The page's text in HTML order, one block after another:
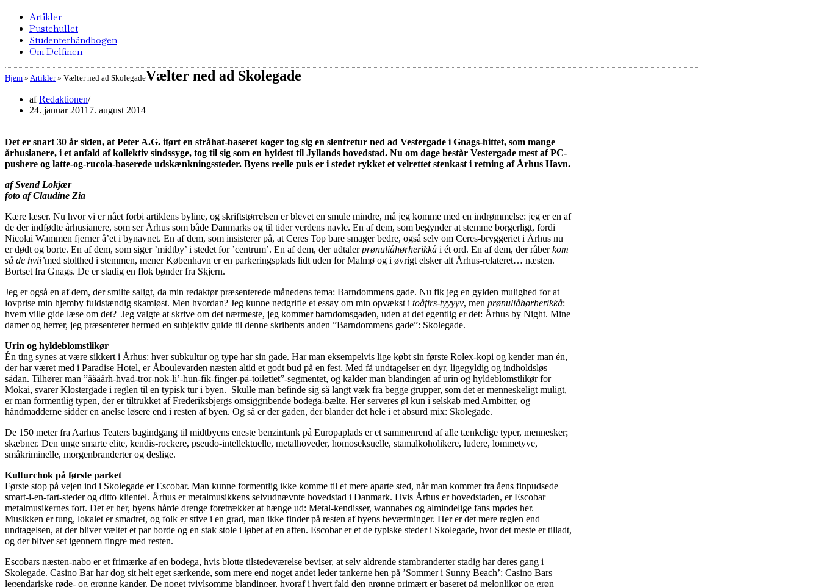
Artikler
Pustehullet
Studenterhåndbogen
Om Delfinen
Hjem » Artikler» Vælter ned ad SkolegadeVælter ned ad Skolegade
afRedaktionen
24. januar 2011 7. august 2014
Det er snart 30 år siden, at Peter A.G. iført en stråhat-baseret koger tog sig en slentretur ned ad Vestergade i Gnags-hittet, som mange
århusianere, i et anfald af kollektiv sindssyge, tog til sig som en hyldest til Jyllands hovedstad. Nu om dage består Vestergade mest af PC-
pushere og latte-og-rucola-baserede udskænkningssteder. Byens reelle puls er i stedet rykket et velrettet stenkast i retning af Århus Havn.
af Svend Lokjær
foto af Claudine Zia
Kære læser. Nu hvor vi er nået forbi artiklens byline, og skriftstørrelsen er blevet en smule mindre, må jeg komme med en indrømmelse: jeg er en af
de der indfødte århusianere, som ser Århus som både Danmarks og til tider verdens navle. En af dem, som begynder at stemme borgerligt, fordi
Nicolai Wammen fjerner å’et i bynavnet. En af dem, som insisterer på, at Ceres Top bare smager bedre, også selv om Ceres-bryggeriet i Århus nu
er dødt og borte. En af dem, som siger ’midtby’ i stedet for ’centrum’. En af dem, der udtalerprønuliåhørherikkå i ét ord. En af dem, der råberkom
så de hvii’med stolthed i stemmen, mener København er en parkeringsplads lidt uden for Malmø og i øvrigt elsker alt Århus-relateret… næsten.
Bortset fra Gnags. De er stadig en flok bønder fra Skjern.
Jeg er også en af dem, der smilte saligt, da min redaktør præsenterede månedens tema: Barndommens gade. Nu fik jeg en gylden mulighed for at
lovprise min hjemby fuldstændig skamløst. Men hvordan? Jeg kunne nedgrifle et essay om min opvækst i toåfirs-tyyyyv, men prønuliåhørherikkå:
hvem ville gide læse om det? Jeg valgte at skrive om det nærmeste, jeg kommer barndomsgaden, uden at det egentlig er det: Århus by Night. Mine
damer og herrer, jeg præsenterer hermed en subjektiv guide til denne skribents anden ”Barndommens gade”: Skolegade.
Urin og hyldeblomstlikør
Én ting synes at være sikkert i Århus: hver subkultur og type har sin gade. Har man eksempelvis lige købt sin første Rolex-kopi og kender man én,
der har været med i Paradise Hotel, er Åboulevarden næsten altid et godt bud på en fest. Med få undtagelser en dyr, ligegyldig og indholdsløs
sådan. Tilhører man ”åååårh-hvad-tror-nok-li’-hun-fik-finger-på-toilettet”-segmentet, og kalder man blandingen af urin og hyldeblomstlikør for
Mokai, svarer Klostergade i reglen til en typisk tur i byen. Skulle man befinde sig så langt væk fra begge grupper, som det er menneskeligt muligt,
er man formentlig typen, der er tiltrukket af Frederiksbjergs omsiggribende bodega-bælte. Her serveres øl kun i selskab med Arnbitter, og
håndmadderne sidder en anelse løsere end i resten af byen. Og så er der gaden, der blander det hele i et absurd mix: Skolegade.
De 150 meter fra Aarhus Teaters bagindgang til midtbyens eneste benzintank på Europaplads er et sammenrend af alle tænkelige typer, mennesker;
skæbner. Den unge smarte elite, kendis-rockere, pseudo-intellektuelle, metalhoveder, homoseksuelle, stamalkoholikere, ludere, lommetyve,
småkriminelle, morgenbranderter og deslige.
Kulturchok på første parket
Første stop på vejen ind i Skolegade er Escobar. Man kunne formentlig ikke komme til et mere aparte sted, når man kommer fra åens finpudsede
smart-i-en-fart-steder og ditto klientel. Århus er metalmusikkens selvudnævnte hovedstad i Danmark. Hvis Århus er hovedstaden, er Escobar
metalmusikernes fort. Det er her, byens hårde drenge foretrækker at hænge ud: Metal-kendisser, wannabes og almindelige fans mødes her.
Musikken er tung, lokalet er smadret, og folk er stive i en grad, man ikke finder på resten af byens beværtninger. Her er det mere reglen end
undtagelsen, at der bliver væltet et par borde og en stak stole i løbet af en aften. Escobar er et de typiske steder i Skolegade, hvor det meste er tilladt,
og der bliver set igennem fingre med resten.
Escobars næsten-nabo er et frimærke af en bodega, hvis blotte tilstedeværelse beviser, at selv aldrende stambranderter stadig har deres gang i
Skolegade. Casino Bar har dog sit helt eget særkende, som mere end noget andet leder tankerne hen på ’Sommer i Sunny Beach’: Casino Bars
legendariske røde- og grønne kander. De noget tvivlsomme blandinger, hvoraf i hvert fald den grønne primært er baseret på melonlikør og grøn